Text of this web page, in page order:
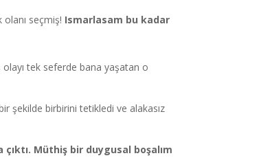
seçmiş! Ismarlasam bu kadar
olayı tek seferde bana yaşatan o
şekilde birbirini tetikledi ve alakasız
Müthiş bir duygusal boşalım